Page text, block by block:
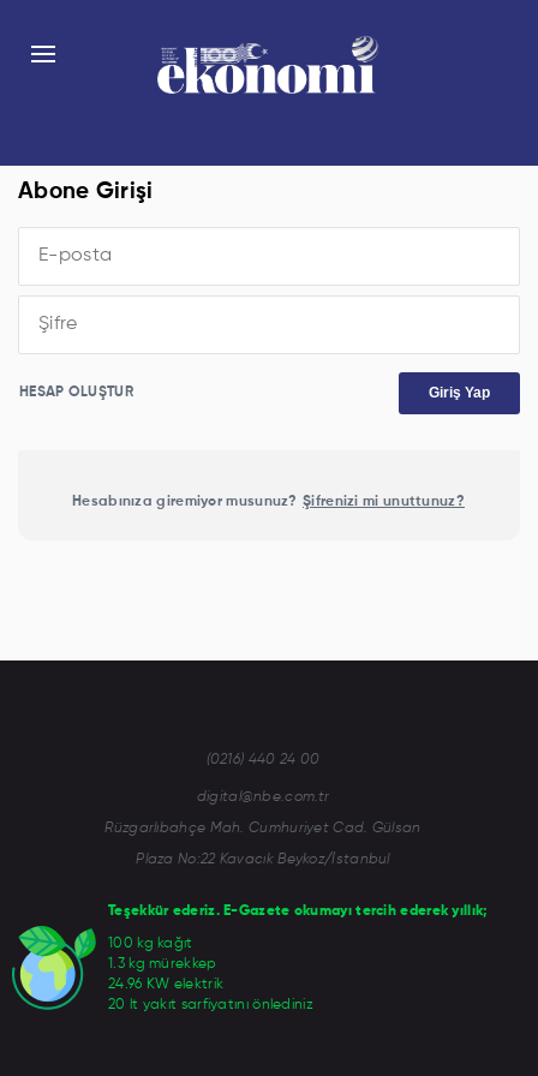
Abone Girişi
HESAP OLUŞTUR Giriş Yap
Hesabınıza giremiyor musunuz? Şifrenizi mi unuttunuz?
Teşekkür ederiz. E-Gazete okumayı tercih ederek yıllık;
100 kg kağıt
1.3 kg mürekkep
24.96 KW elektrik
20 lt yakıt sarfiyatını önlediniz
(0216) 440 24 00
digital@nbe.com.tr
Rüzgarlıbahçe Mah. Cumhuriyet Cad. Gülsan
Plaza No:22 Kavacık Beykoz/İstanbul